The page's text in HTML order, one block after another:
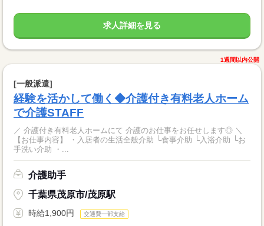
求人詳細を見る
1週間以内公開
[一般派遣]
経験を活かして働く◆介護付き有料老人ホーム
で介護STAFF
／ 介護付き有料老人ホームにて 介護のお仕事をお任せします◎ ＼
【お仕事内容】 ・入居者の生活全般介助 └食事介助 └入浴介助 └お
手洗い介助 ・...
介護助手
千葉県茂原市/茂原駅
時給1,900円 交通費一部支給